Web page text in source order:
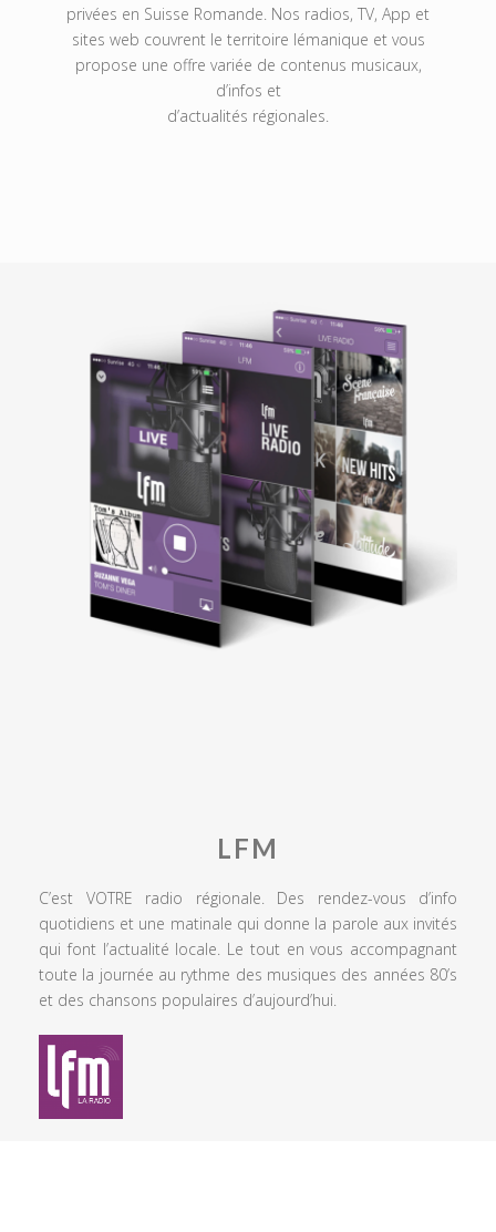
privées en Suisse Romande. Nos radios, TV, App et
sites web couvrent le territoire lémanique et vous
propose une offre variée de contenus musicaux,
d’infos et
d’actualités régionales.
LFM
C’est VOTRE radio régionale. Des rendez-vous d’info
quotidiens et une matinale qui donne la parole aux invités
qui font l’actualité locale. Le tout en vous accompagnant
toute la journée au rythme des musiques des années 80’s
et des chansons populaires d’aujourd’hui.